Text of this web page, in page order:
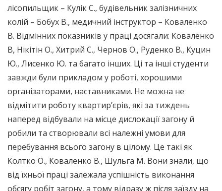
лісопильщик – Кулік С., будівельник залізничних
колій – Бобух В., медичний інструктор – Коваленко
В. Відмінних показників у праці досягали: Коваленко
В, Нікітін О., Хитрий С., Чернов О., Руденко В., Куцин
Ю., Лисенко Ю. та багато інших. Ці та інші студенти
завжди були прикладом у роботі, хорошими
організаторами, наставниками. Не можна не
відмітити роботу квартир’єрів, які за тиждень
наперед відбували на місце дислокації загону й
робили та створювали всі належні умови для
перебування всього загону в цілому. Це такі як
Колтко О., Коваленко В., Шульга М. Вони знали, що
від їхньої праці залежала успішність виконання
обсягу робіт загону, а тому відразу ж після заїзду на